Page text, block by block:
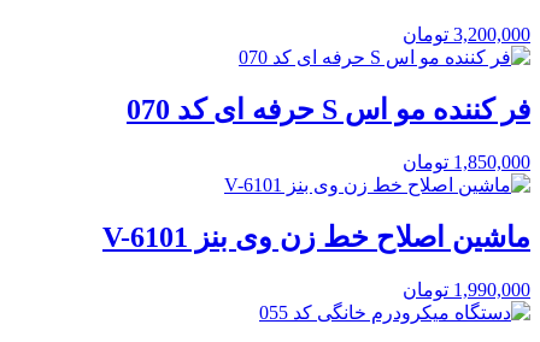
3,200,000 تومان
فر کننده مو اس S حرفه ای کد 070
1,850,000 تومان
ماشین اصلاح خط زن وی بنز V-6101
1,990,000 تومان